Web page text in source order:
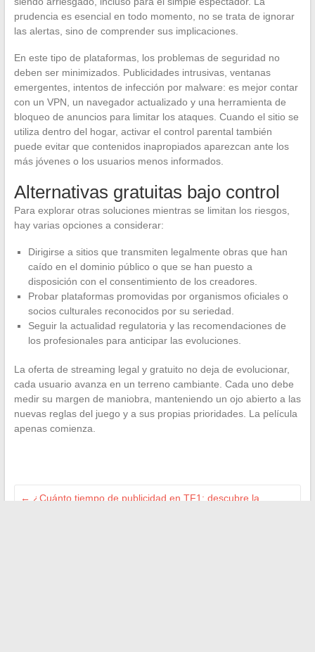
prudencia es esencial en todo momento, no se trata de ignorar
las alertas, sino de comprender sus implicaciones.
En este tipo de plataformas, los problemas de seguridad no
deben ser minimizados. Publicidades intrusivas, ventanas
emergentes, intentos de infección por malware: es mejor contar
con un VPN, un navegador actualizado y una herramienta de
bloqueo de anuncios para limitar los ataques. Cuando el sitio se
utiliza dentro del hogar, activar el control parental también
puede evitar que contenidos inapropiados aparezcan ante los
más jóvenes o los usuarios menos informados.
Alternativas gratuitas bajo control
Para explorar otras soluciones mientras se limitan los riesgos,
hay varias opciones a considerar:
Dirigirse a sitios que transmiten legalmente obras que han
caído en el dominio público o que se han puesto a
disposición con el consentimiento de los creadores.
Probar plataformas promovidas por organismos oficiales o
socios culturales reconocidos por su seriedad.
Seguir la actualidad regulatoria y las recomendaciones de
los profesionales para anticipar las evoluciones.
La oferta de streaming legal y gratuito no deja de evolucionar,
cada usuario avanza en un terreno cambiante. Cada uno debe
medir su margen de maniobra, manteniendo un ojo abierto a las
nuevas reglas del juego y a sus propias prioridades. La película
apenas comienza.
← ¿Cuánto tiempo de publicidad en TF1: descubre la